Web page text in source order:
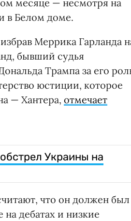
месяце — несмотря на
в Белом доме.
Меррика Гарланда
бывший судья
Трампа за его
юстиции, которое
— Хантера, отмечает
Украины на
что он должен был
на дебатах и низкие